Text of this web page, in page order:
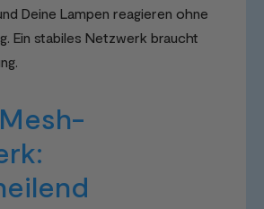
Deine Lampen reagieren ohne
Ein stabiles Netzwerk braucht